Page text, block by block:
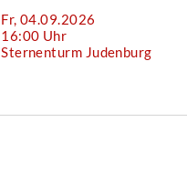
Fr, 04.09.2026
16:00 Uhr
Sternenturm Judenburg